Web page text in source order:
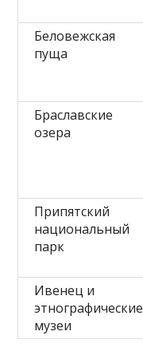
Беловежская
пуща
Браславские
озера
Припятский
национальный
парк
Ивенец и
этнографические
музеи